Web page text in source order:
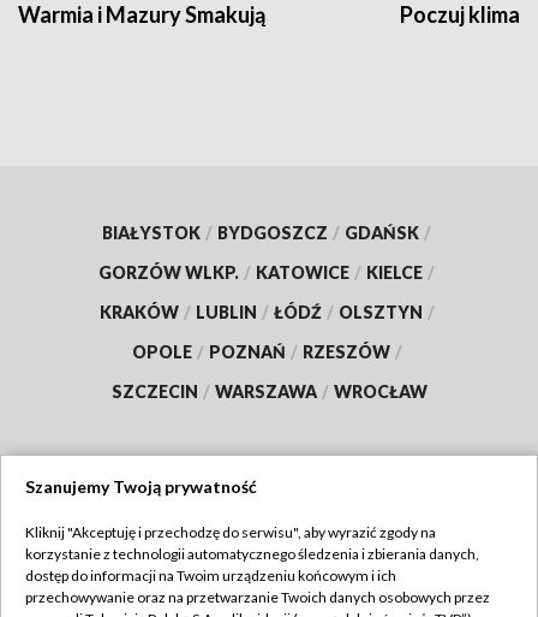
Warmia i Mazury Smakują Poczuj klimat
BIAŁYSTOK / BYDGOSZCZ / GDAŃSK /
GORZÓW WLKP. / KATOWICE / KIELCE /
KRAKÓW / LUBLIN / ŁÓDŹ / OLSZTYN /
OPOLE / POZNAŃ / RZESZÓW /
SZCZECIN / WARSZAWA / WROCŁAW
TVP
Abonament TVP
Regulamin TVP
Szanujemy Twoją prywatność
Kliknij "Akceptuję i przechodzę do serwisu", aby wyrazić zgody na
korzystanie z technologii automatycznego śledzenia i zbierania danych,
dostęp do informacji na Twoim urządzeniu końcowym i ich
przechowywanie oraz na przetwarzanie Twoich danych osobowych przez